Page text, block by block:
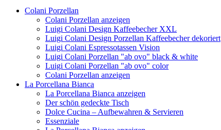
Colani Porzellan
Colani Porzellan anzeigen
Luigi Colani Design Kaffeebecher XXL
Luigi Colani Design Porzellan Kaffeebecher dekoriert
Luigi Colani Espressotassen Vision
Luigi Colani Porzellan "ab ovo" black & white
Luigi Colani Porzellan "ab ovo" color
Colani Porzellan anzeigen
La Porcellana Bianca
La Porcellana Bianca anzeigen
Der schön gedeckte Tisch
Dolce Cucina – Aufbewahren & Servieren
Essenziale